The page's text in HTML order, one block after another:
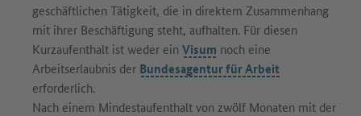
geschäftlichen Tätigkeit, die in direktem Zusammenhang
mit ihrer Beschäftigung steht, aufhalten. Für diesen
Kurzaufenthalt ist weder ein Visum noch eine
Arbeitserlaubnis der Bundesagentur für Arbeit
erforderlich.
Nach einem Mindestaufenthalt von zwölf Monaten mit der